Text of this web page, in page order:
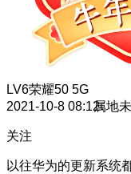
LV6荣耀50 5G
2021-10-8 08:12属地
关注
以往华为的更新系统